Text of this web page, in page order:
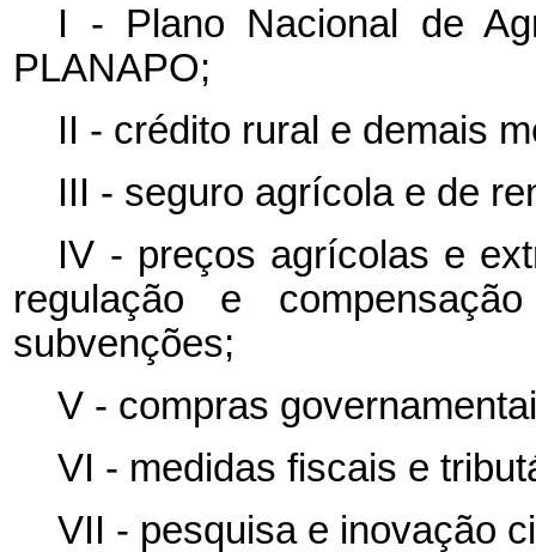
I - Plano Nacional de
PLANAPO;
II - crédito rural e demais
III - seguro agrícola e de
IV - preços agrícolas e
regulação e
subvenções;
V - compras
VI - medidas fiscais e
VII - pesquisa e inovação